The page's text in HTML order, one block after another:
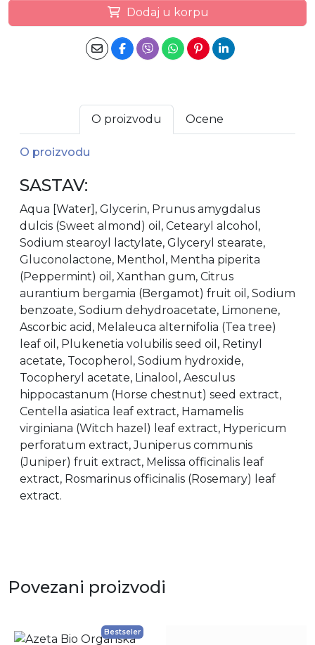
Dodaj u korpu
O proizvodu Ocene
O proizvodu
SASTAV:
Aqua [Water], Glycerin, Prunus amygdalus
dulcis (Sweet almond) oil, Cetearyl alcohol,
Sodium stearoyl lactylate, Glyceryl stearate,
Gluconolactone, Menthol, Mentha piperita
(Peppermint) oil, Xanthan gum, Citrus
aurantium bergamia (Bergamot) fruit oil, Sodium
benzoate, Sodium dehydroacetate, Limonene,
Ascorbic acid, Melaleuca alternifolia (Tea tree)
leaf oil, Plukenetia volubilis seed oil, Retinyl
acetate, Tocopherol, Sodium hydroxide,
Tocopheryl acetate, Linalool, Aesculus
hippocastanum (Horse chestnut) seed extract,
Centella asiatica leaf extract, Hamamelis
virginiana (Witch hazel) leaf extract, Hypericum
perforatum extract, Juniperus communis
(Juniper) fruit extract, Melissa officinalis leaf
extract, Rosmarinus officinalis (Rosemary) leaf
extract.
Povezani proizvodi
Bestseler